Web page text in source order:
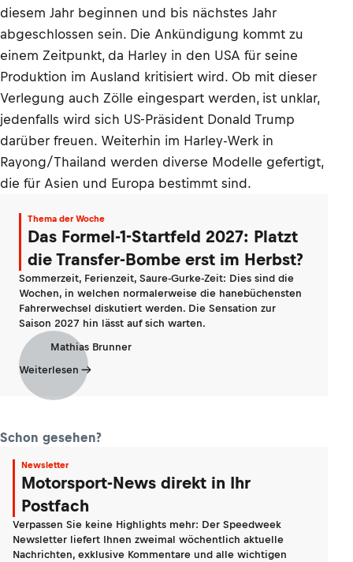
diesem Jahr beginnen und bis nächstes Jahr
abgeschlossen sein. Die Ankündigung kommt zu
einem Zeitpunkt, da Harley in den USA für seine
Produktion im Ausland kritisiert wird. Ob mit dieser
Verlegung auch Zölle eingespart werden, ist unklar,
jedenfalls wird sich US-Präsident Donald Trump
darüber freuen. Weiterhin im Harley-Werk in
Rayong/Thailand werden diverse Modelle gefertigt,
die für Asien und Europa bestimmt sind.
Thema der Woche
Das Formel-1-Startfeld 2027: Platzt
die Transfer-Bombe erst im Herbst?
Sommerzeit, Ferienzeit, Saure-Gurke-Zeit: Dies sind die
Wochen, in welchen normalerweise die hanebüchensten
Fahrerwechsel diskutiert werden. Die Sensation zur
Saison 2027 hin lässt auf sich warten.
Mathias Brunner
Weiterlesen
Schon gesehen?
Newsletter
Motorsport-News direkt in Ihr
Postfach
Verpassen Sie keine Highlights mehr: Der Speedweek
Newsletter liefert Ihnen zweimal wöchentlich aktuelle
Nachrichten, exklusive Kommentare und alle wichtigen